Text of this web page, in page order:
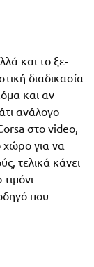
και το ξε-
διαδικασία
και αν
ανάλογο
στο video,
χώρο για να
τελικά κάνει
που